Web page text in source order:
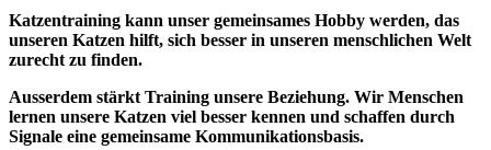
Katzentraining kann unser gemeinsames Hobby werden, das
unseren Katzen hilft, sich besser in unseren menschlichen Welt
zurecht zu finden.
Ausserdem stärkt Training unsere Beziehung. Wir Menschen
lernen unsere Katzen viel besser kennen und schaffen durch
Signale eine gemeinsame Kommunikationsbasis.